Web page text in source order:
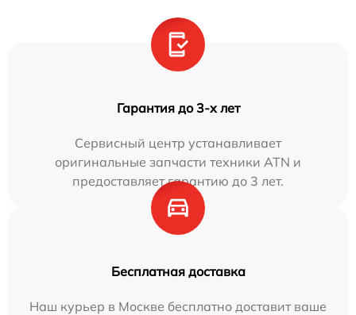
Гарантия до 3-х лет
Сервисный центр устанавливает
оригинальные запчасти техники ATN и
предоставляет гарантию до 3 лет.
Бесплатная доставка
Наш курьер в Москве бесплатно доставит ваше